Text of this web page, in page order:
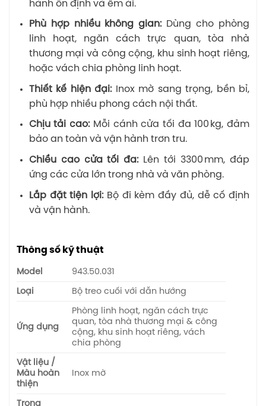
hành ổn định và êm ái.
Phù hợp nhiều không gian:Dùng cho phòng
linh hoạt, ngăn cách trực quan, tòa nhà
thương mại và công cộng, khu sinh hoạt riêng,
hoặc vách chia phòng linh hoạt.
Thiết kế hiện đại:Inox mờ sang trọng, bền bỉ,
phù hợp nhiều phong cách nội thất.
Chịu tải cao:Mỗi cánh cửa tối đa 100 kg, đảm
bảo an toàn và vận hành trơn tru.
Chiều cao cửa tối đa:Lên tới 3300 mm, đáp
ứng các cửa lớn trong nhà và văn phòng.
Lắp đặt tiện lợi:Bộ đi kèm đầy đủ, dễ cố định
và vận hành.
Thông số kỹ thuật
Model 943.50.031
Loại Bộ treo cuối với dẫn hướng
Ứng dụng
Phòng linh hoạt, ngăn cách trực
quan, tòa nhà thương mại & công
cộng, khu sinh hoạt riêng, vách
chia phòng
Vật liệu /
Màu hoàn
thiện
Inox mờ
Trọng